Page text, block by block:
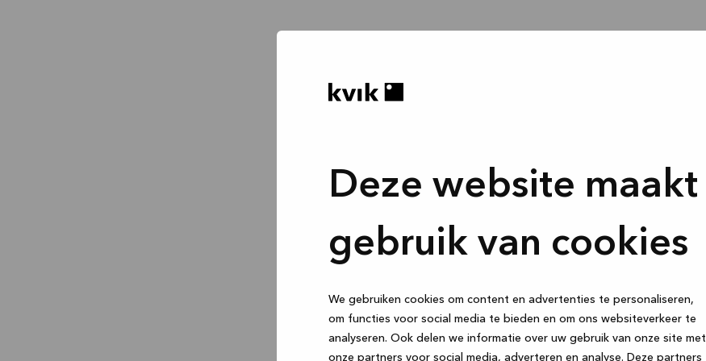
Deze website maakt
gebruik van cookies
We gebruiken cookies om content en advertenties te personaliseren,
om functies voor social media te bieden en om ons websiteverkeer te
analyseren. Ook delen we informatie over uw gebruik van onze site met
onze partners voor social media, adverteren en analyse. Deze partners